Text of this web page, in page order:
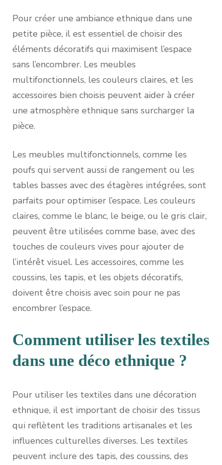
Pour créer une ambiance ethnique dans une
petite pièce, il est essentiel de choisir des
éléments décoratifs qui maximisent l’espace
sans l’encombrer. Les meubles
multifonctionnels, les couleurs claires, et les
accessoires bien choisis peuvent aider à créer
une atmosphère ethnique sans surcharger la
pièce.
Les meubles multifonctionnels, comme les
poufs qui servent aussi de rangement ou les
tables basses avec des étagères intégrées, sont
parfaits pour optimiser l’espace. Les couleurs
claires, comme le blanc, le beige, ou le gris clair,
peuvent être utilisées comme base, avec des
touches de couleurs vives pour ajouter de
l’intérêt visuel. Les accessoires, comme les
coussins, les tapis, et les objets décoratifs,
doivent être choisis avec soin pour ne pas
encombrer l’espace.
Comment utiliser les textiles
dans une déco ethnique ?
Pour utiliser les textiles dans une décoration
ethnique, il est important de choisir des tissus
qui reflètent les traditions artisanales et les
influences culturelles diverses. Les textiles
peuvent inclure des tapis, des coussins, des